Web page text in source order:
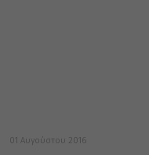
01 Αυγούστου 2016